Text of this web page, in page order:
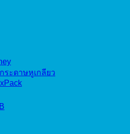
ระดาษหูเกลียว